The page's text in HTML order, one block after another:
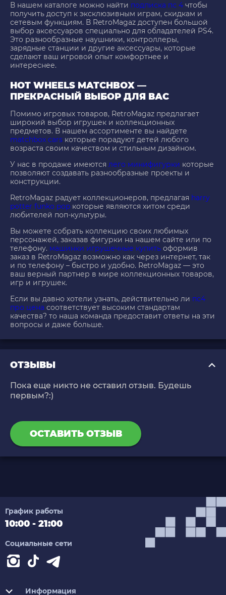
В нашем каталоге можно найти подписка пс 4 чтобы
получить доступ к эксклюзивным играм, скидкам и
сетевым функциям. В RetroMagaz доступен большой
выбор аксессуаров специально для обладателей PS4.
Это разнообразные наушники, контроллеры,
зарядные станции и другие аксессуары, которые
сделают ваш игровой опыт комфортнее и
интереснее.
HOT WHEELS MATCHBOX —
ПРЕКРАСНЫЙ ВЫБОР ДЛЯ ВАС
Помимо игровых товаров, RetroMagaz предлагает
широкий выбор игрушек и коллекционных
предметов. В нашем ассортименте вы найдете
matchbox cars которые порадуют детей любого
возраста своим качеством и стильным дизайном.
У нас в продаже имеются лего минифигурки которые
позволяют создавать разнообразные проекты и
конструкции.
RetroMagaz радует коллекционеров, предлагая harry
potter funko pop которые являются хитом среди
любителей поп-культуры.
Вы можете собрать коллекцию своих любимых
персонажей, заказав фигурки на нашем сайте или по
телефону. машинки игрушечные купить оформив
заказ в RetroMagaz возможно как через интернет, так
и по телефону – быстро и удобно. RetroMagaz — это
ваш верный партнер в мире коллекционных товаров,
игр и игрушек.
Если вы давно хотели узнать, действительно ли пс4
про цена соответствует высоким стандартам
качества? то наша команда предоставит ответы на эти
вопросы и даже больше.
ОТЗЫВЫ
Пока еще никто не оставил отзыв. Будешь
первым?:)
ОСТАВИТЬ ОТЗЫВ
График работы
10:00 - 21:00
Социальные сети
Информация